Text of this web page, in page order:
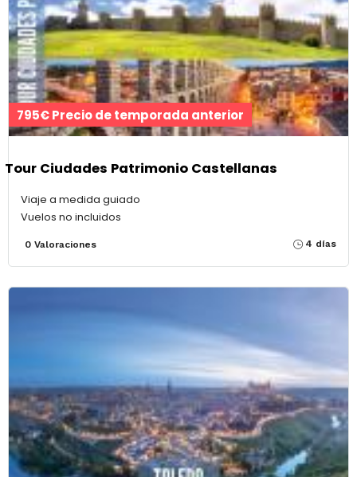
795€ Precio de temporada anterior
Tour Ciudades Patrimonio Castellanas
Viaje a medida guiado
Vuelos no incluidos
0 Valoraciones 4 días